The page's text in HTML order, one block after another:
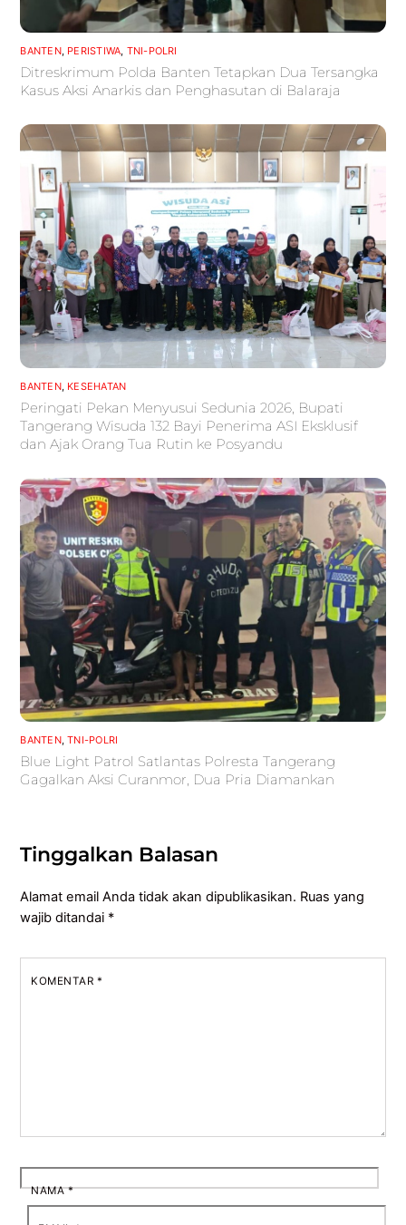
BANTEN, PERISTIWA TNI-POLRI
Ditreskrimum Polda Banten Tetapkan Dua Tersangka
Kasus Aksi Anarkis dan Penghasutan di Balaraja
BANTEN, KESEHATAN
Peringati Pekan Menyusui Sedunia 2026, Bupati
Tangerang Wisuda 132 Bayi Penerima ASI Eksklusif
dan Ajak Orang Tua Rutin ke Posyandu
BANTEN,TNI-POLRI
Blue Light Patrol Satlantas Polresta Tangerang
Gagalkan Aksi Curanmor, Dua Pria Diamankan
Tinggalkan Balasan
Alamat email Anda tidak akan dipublikasikan. Ruas yang
wajib ditandai *
KOMENTAR *
NAMA*